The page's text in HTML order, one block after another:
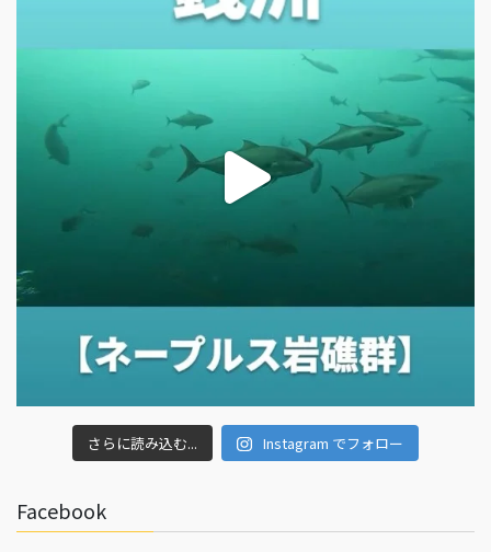
さらに読み込む... Instagram でフォロー
Facebook